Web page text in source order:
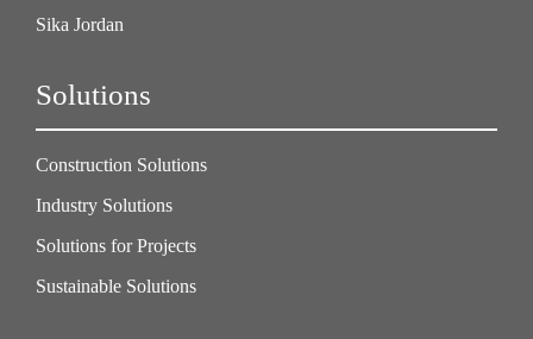
Sika Jordan
Solutions
Construction Solutions
Industry Solutions
Solutions for Projects
Sustainable Solutions